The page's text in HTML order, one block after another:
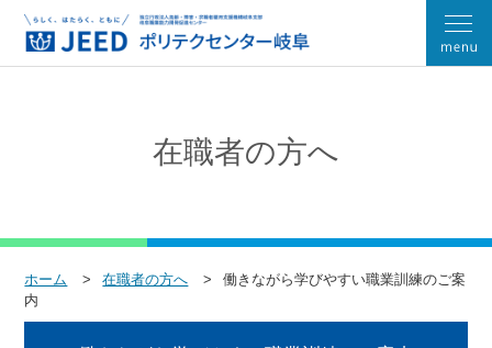
在職者の方へ
ホーム 在職者の方へ
働きながら学びやすい職業訓練のご案
内